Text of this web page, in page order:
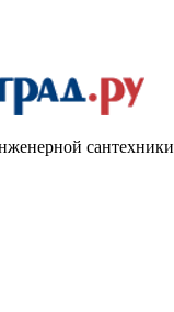
сантехники